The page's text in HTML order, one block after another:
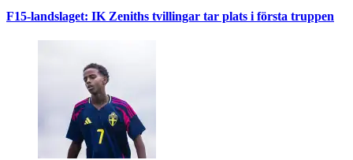
F15-landslaget: IK Zeniths tvillingar tar plats i första truppen